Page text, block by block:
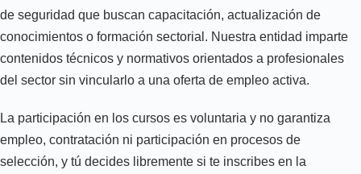
de seguridad que buscan capacitación, actualización de
conocimientos o formación sectorial. Nuestra entidad imparte
contenidos técnicos y normativos orientados a profesionales
del sector sin vincularlo a una oferta de empleo activa.
La participación en los cursos es voluntaria y no garantiza
empleo, contratación ni participación en procesos de
selección, y tú decides libremente si te inscribes en la